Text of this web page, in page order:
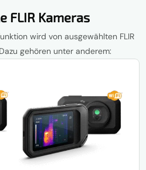
FLIR Kameras
wird von ausgewählten FLIR
gehören unter anderem: